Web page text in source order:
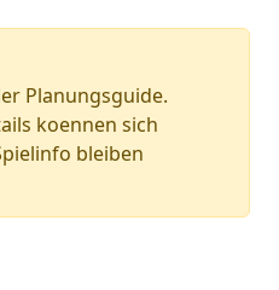
Planungsguide.
koennen sich
bleiben